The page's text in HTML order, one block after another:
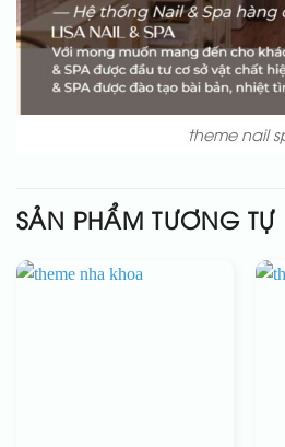
theme nail
SẢN PHẨM TƯƠNG TỰ